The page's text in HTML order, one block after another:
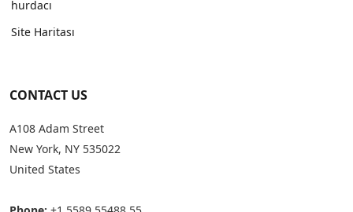
hurdacı
Site Haritası
CONTACT US
A108 Adam Street
New York, NY 535022
United States